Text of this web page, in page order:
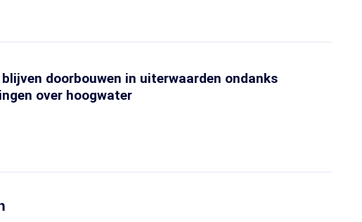
blijven doorbouwen in uiterwaarden ondanks
over hoogwater